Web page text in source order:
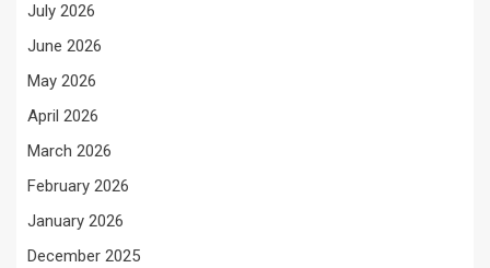
July 2026
June 2026
May 2026
April 2026
March 2026
February 2026
January 2026
December 2025